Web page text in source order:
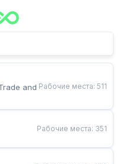
and Рабочие места: 511
Рабочие места: 351